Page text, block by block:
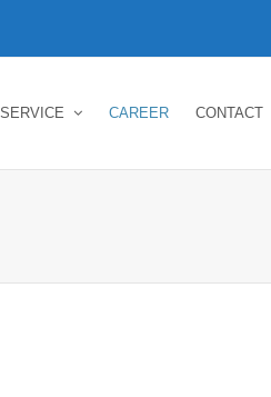
SERVICE CAREER CONTACT